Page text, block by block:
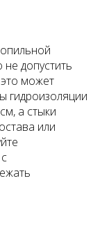
допустить
может
гидроизоляции
а стыки
или